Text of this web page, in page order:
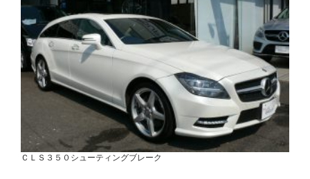
ＣＬＳ３５０シューティングブレーク